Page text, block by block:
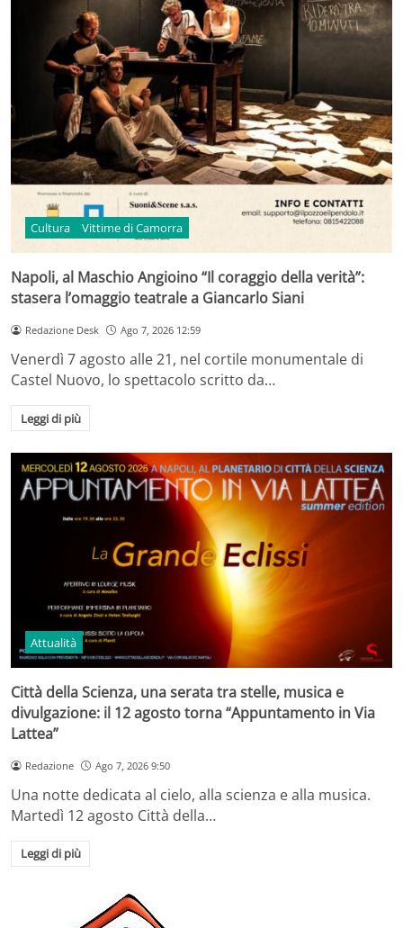
Cultura Vittime di Camorra
Napoli, al Maschio Angioino “Il coraggio della verità”:
stasera l’omaggio teatrale a Giancarlo Siani
Redazione Desk Ago 7, 2026 12:59
Venerdì 7 agosto alle 21, nel cortile monumentale di
Castel Nuovo, lo spettacolo scritto da…
Leggi di più
Attualità
Città della Scienza, una serata tra stelle, musica e
divulgazione: il 12 agosto torna “Appuntamento in Via
Lattea”
Redazione Ago 7, 2026 9:50
Una notte dedicata al cielo, alla scienza e alla musica.
Martedì 12 agosto Città della…
Leggi di più